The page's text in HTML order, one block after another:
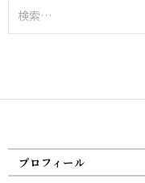
索:
プロフィール